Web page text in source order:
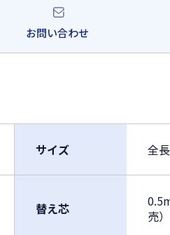
お問い合わせ
サイズ 全
替え芯
売）